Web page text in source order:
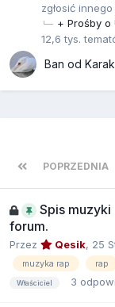
zgłosić
+ Prośby o
12,6 tys.
Ban od Karak
POPRZEDNIA
Spis muzyki
forum.
Przez Qesik, 25
muzyka rap rap
Właściciel 3